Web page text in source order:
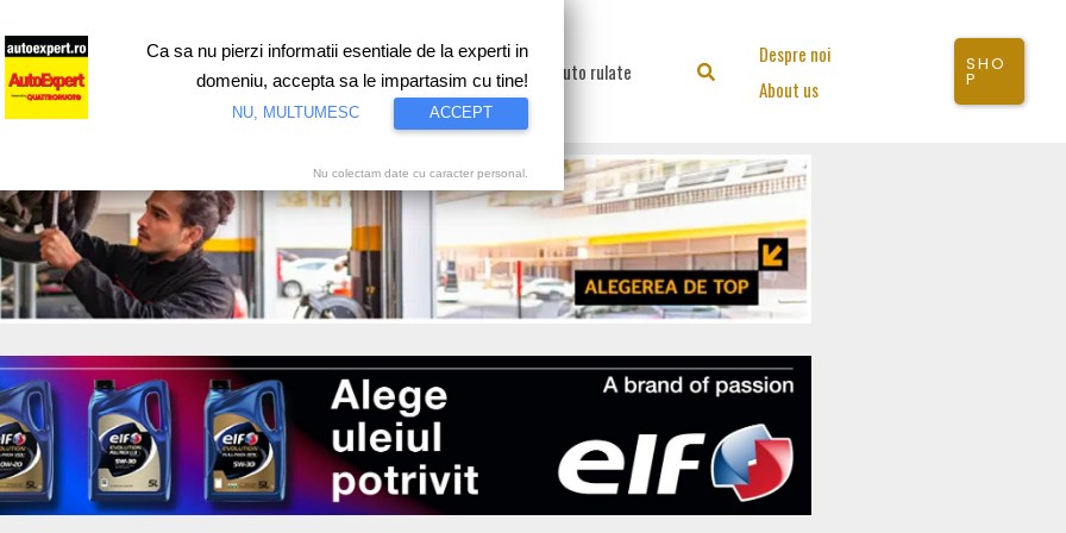
Test drive Motorsport Proiecte speciale Video Auto rulate Search
Despre noi
About us
SHO
P
Ca sa nu pierzi informatii esentiale de la experti in
domeniu, accepta sa le impartasim cu tine!
NU, MULTUMESC ACCEPT
Nu colectam date cu caracter personal.